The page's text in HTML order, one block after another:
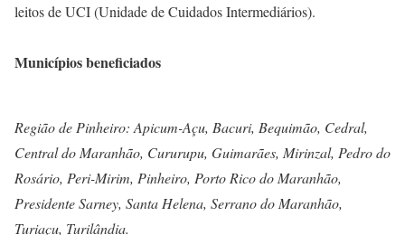
leitos de UCI (Unidade de Cuidados Intermediários).
Municípios beneficiados
Região de Pinheiro: Apicum-Açu, Bacuri, Bequimão, Cedral,
Central do Maranhão, Cururupu, Guimarães, Mirinzal, Pedro do
Rosário, Peri-Mirim, Pinheiro, Porto Rico do Maranhão,
Presidente Sarney, Santa Helena, Serrano do Maranhão,
Turiaçu, Turilândia.